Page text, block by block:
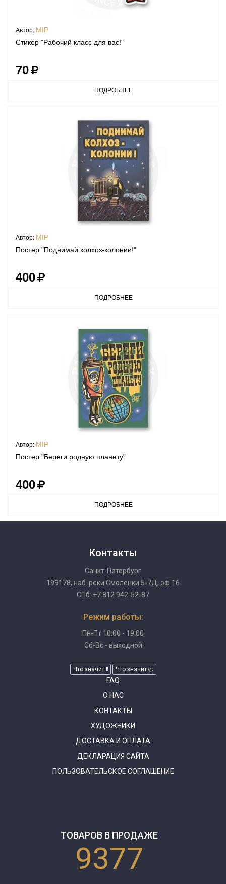
Автор: MIP
Стикер "Рабочий класс для вас!"
70
ПОДРОБНЕЕ
Автор: MIP
Постер "Поднимай колхоз-колонии!"
400
ПОДРОБНЕЕ
Автор: MIP
Постер "Береги родную планету"
400
ПОДРОБНЕЕ
Контакты
Санкт-Петербург
199178, наб. реки Смоленки 5-7Д, оф.16
СПб: +7 812 942-52-87
Режим работы:
Пн-Пт 10:00 - 19:00
Сб-Вс - выходной
Что значит Что значит
FAQ
О НАС
КОНТАКТЫ
ХУДОЖНИКИ
ДОСТАВКА И ОПЛАТА
ДЕКЛАРАЦИЯ САЙТА
ПОЛЬЗОВАТЕЛЬСКОЕ СОГЛАШЕНИЕ
ТОВАРОВ В ПРОДАЖЕ
9377